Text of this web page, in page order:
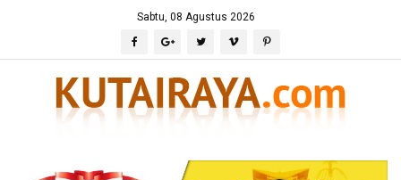
Sabtu, 08 Agustus 2026